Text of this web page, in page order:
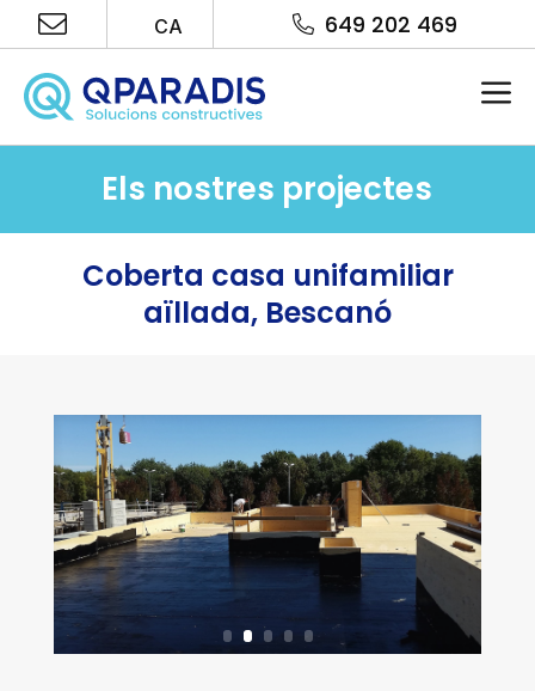
al
contingut
CA 649 202 469
Els nostres projectes
Coberta casa unifamiliar
aïllada, Bescanó